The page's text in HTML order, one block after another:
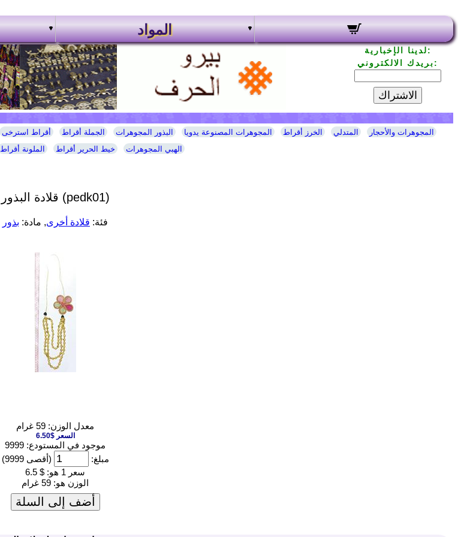
المواد
لدينا الإخبارية:
بريدك الالكتروني:
الاشتراك
أقراط استرخى الجملة أقراط البذور المجوهرات المجوهرات المصنوعة يدويا الخرز أقراط المتدلي
المجوهرات والأحجار
الملونة أقراط خيط الحرير أقراط
الهبي المجوهرات
قلادة البذور (pedk01)
فئة: قلادة أخرى, مادة: بذور
معدل الوزن: 59 غرام
السعر $6.50
موجود في المستودع: 9999
مبلغ:
(أقصى 9999)
سعر 1 هو:
$ 6.5
الوزن هو: 59 غرام
أضف إلى السلة